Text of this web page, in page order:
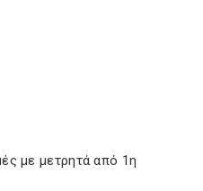
με μετρητά από 1η